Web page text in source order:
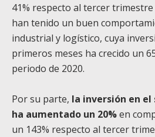
41% respecto al tercer trimestre
han tenido un buen
industrial y logístico, cuya
primeros meses ha crecido un
periodo de 2020.
Por su parte, la inversión en el
ha aumentado un 20%en
un 143% respecto al tercer